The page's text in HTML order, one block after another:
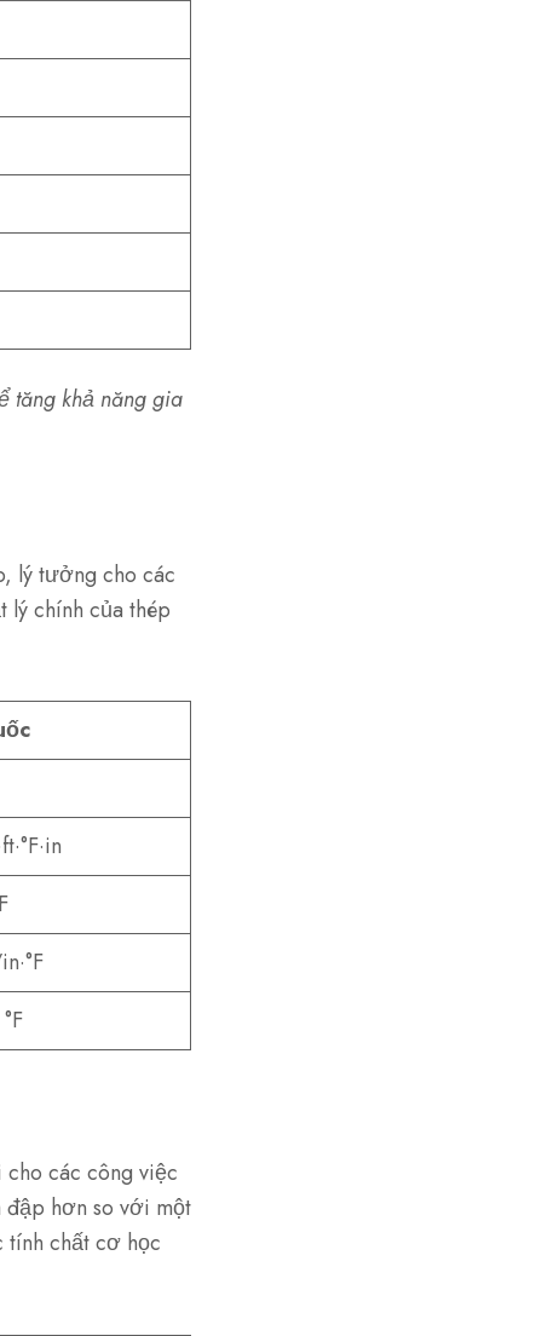
tăng khả năng gia
lý tưởng cho các
lý chính của thép
các công việc
đập hơn so với một
tính chất cơ học